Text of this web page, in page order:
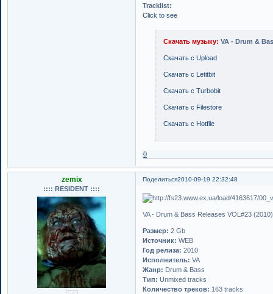
Tracklist:
Click to see
Скачать музыку: VA - Drum &
Скачать с Upload
Скачать с Letitbit
Скачать с Turbobit
Скачать с Filestore
Скачать с Hotfile
0
Поделиться2010-09-19 22:32:48
zemix
:::: RESIDENT ::::
VA - Drum & Bass Releases VOL#23 (2010)
Размер: 2 Gb
Источник: WEB
Год релиза: 2010
Исполнитель: VA
Жанр: Drum & Bass
Тип: Unmixed tracks
Количество треков: 163 tracks